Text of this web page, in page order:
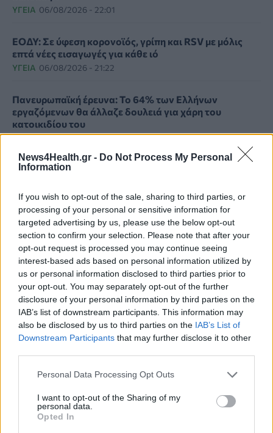
News4Health.gr - Do Not Process My Personal
Information
If you wish to opt-out of the sale, sharing to third parties, or
processing of your personal or sensitive information for
targeted advertising by us, please use the below opt-out
section to confirm your selection. Please note that after your
opt-out request is processed you may continue seeing
interest-based ads based on personal information utilized by
us or personal information disclosed to third parties prior to
your opt-out. You may separately opt-out of the further
disclosure of your personal information by third parties on the
IAB’s list of downstream participants. This information may
also be disclosed by us to third parties on the IAB’s List of
Downstream Participants that may further disclose it to other
Personal Data Processing Opt Outs
I want to opt-out of the Sharing of my
personal data.
Opted In
ΥΓΕΊΑ 06/08/2026 - 22:01
ΕΟΔΥ: Σε ύφεση κορονοϊός, γρίπη και RSV με μόλις
επτά νέες εισαγωγές για κάθε ιό
ΥΓΕΊΑ 06/08/2026 - 21:22
Πανευρωπαϊκή έρευνα: Το 64% των Ελλήνων
εργαζόμενων θα άλλαζε δουλειά για χάρη του
κατοικιδίου του
PET 06/08/2026 - 20:49
Επιδημία χολέρας με 239 κρούσματα και 13 νεκρούς
ΕΠΙΚΑΙΡΌΤΗΤΑ 06/08/2026 - 20:22
Πρωτοποριακή ενδομήτρια επέμβαση σε νοσοκομείο
των ΗΠΑ έσωσε έμβρυο με σπάνια πάθηση
ΥΓΕΊΑ 06/08/2026 - 19:17
ΗΠΑ: Επιτροπή της Γερουσίας προτείνει άσκηση
διώξεων σε βάρος του Άντονι Φάουτσι
ΕΠΙΚΑΙΡΌΤΗΤΑ 06/08/2026 - 18:38
Διαβητική αμφιβληστροειδοπάθεια: «Σιωπηλός»
κίνδυνος για την όραση των ασθενών
HEALTH TALK 06/08/2026 - 17:34
Γιατί οι γιατροί διστάζουν να γράψουν ορμονική
θεραπεία για την εμμηνόπαυση
ΔΗΜΟΦΙΛΗ
Νοσοκομείο «Άγιος Παύλος» με χρηματοδότηση
ΠΟΛΙΤΙΚΉ ΥΓΕΊΑΣ 04/08/2026 - 00:11